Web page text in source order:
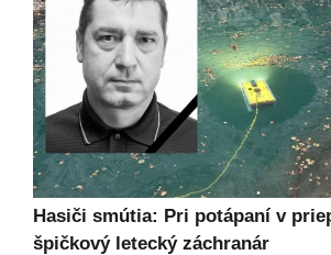
Hasiči smútia: Pri potápaní v
špičkový letecký záchranár